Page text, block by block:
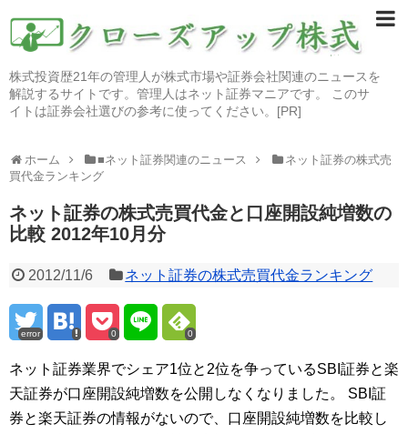
株式投資歴21年の管理人が株式市場や証券会社関連のニュースを
解説するサイトです。管理人はネット証券マニアです。 このサ
イトは証券会社選びの参考に使ってください。[PR]
ホーム ■ネット証券関連のニュース
ネット証券の株式売
買代金ランキング
ネット証券の株式売買代金と口座開設純増数の
比較 2012年10月分
2012/11/6 ネット証券の株式売買代金ランキング
error 0 0
ネット証券業界でシェア1位と2位を争っているSBI証券と楽
天証券が口座開設純増数を公開しなくなりました。 SBI証
券と楽天証券の情報がないので、口座開設純増数を比較し